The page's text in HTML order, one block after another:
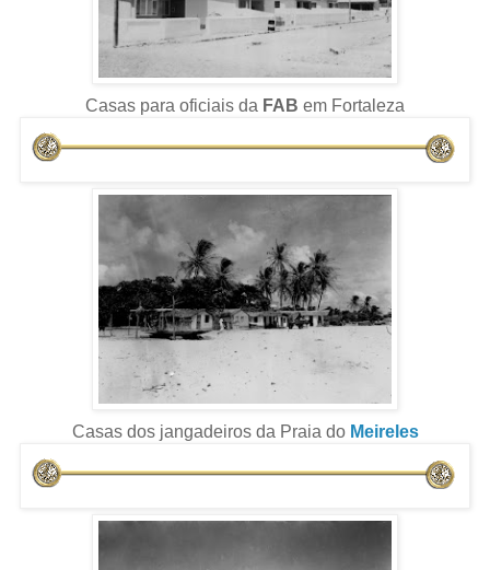
Casas para oficiais da FAB em Fortaleza
Casas dos jangadeiros da Praia do Meireles